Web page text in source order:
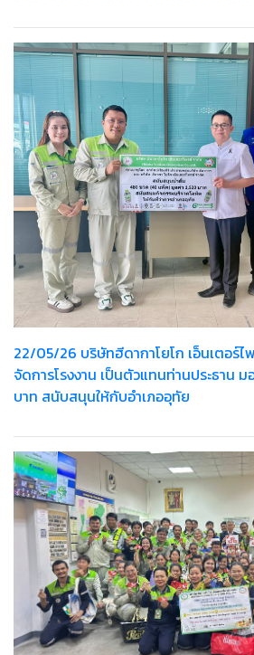
22/05/26 บริษัทฮีดากาโยโก เอ็นเตอร์
จัดการโรงงาน เป็นตัวแทนท่านประธาน มอบน้ำดื่ม มูลค่า 1,520
บาท สนับสนุนให้กับอำเภออุทัย